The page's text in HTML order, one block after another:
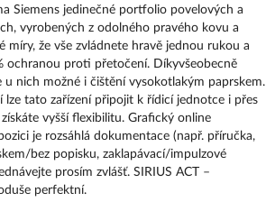
Siemens jedinečné portfolio povelových a
vyrobených z odolného pravého kovu a
že vše zvládnete hravě jednou rukou a
ochranou proti přetočení. Díkyvšeobecně
nich možné i čištění vysokotlakým paprskem.
lze tato zařízení připojit k řídicí jednotce i přes
vyšší flexibilitu. Grafický online
je rozsáhlá dokumentace (např. příručka,
bez popisku, zaklapávací/impulzové
prosím zvlášť. SIRIUS ACT –
perfektní.